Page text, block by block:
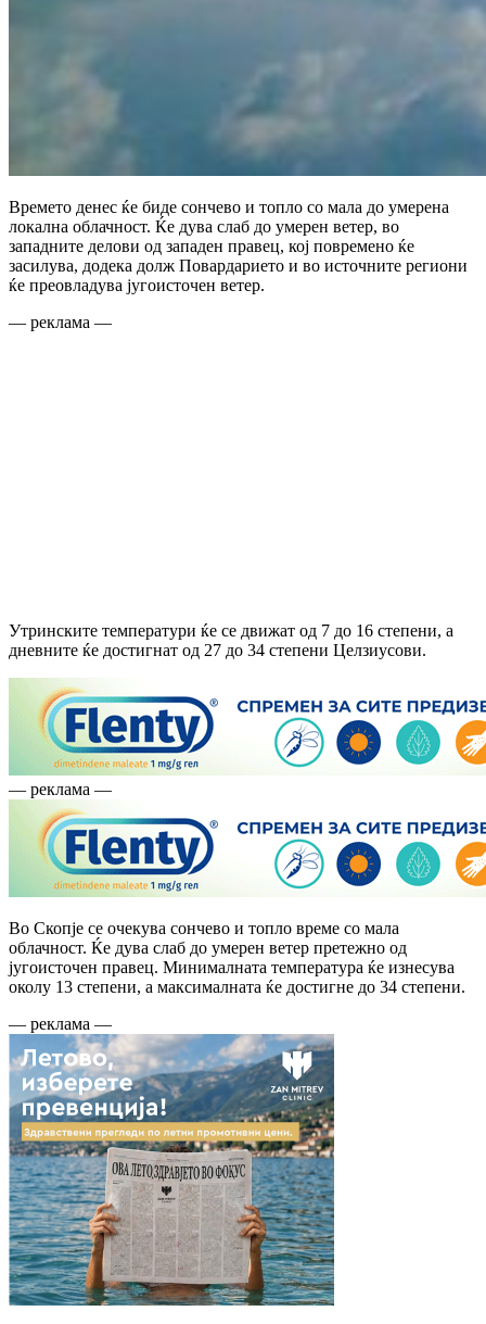
Времето денес ќе биде сончево и топло со мала до умерена
локална облачност. Ќе дува слаб до умерен ветер, во
западните делови од западен правец, кој повремено ќе
засилува, додека долж Повардарието и во источните региони
ќе преовладува југоисточен ветер.
— реклама —
Утринските температури ќе се движат од 7 до 16 степени, а
дневните ќе достигнат од 27 до 34 степени Целзиусови.
— реклама —
Во Скопје се очекува сончево и топло време со мала
облачност. Ќе дува слаб до умерен ветер претежно од
југоисточен правец. Минималната температура ќе изнесува
околу 13 степени, а максималната ќе достигне до 34 степени.
— реклама —